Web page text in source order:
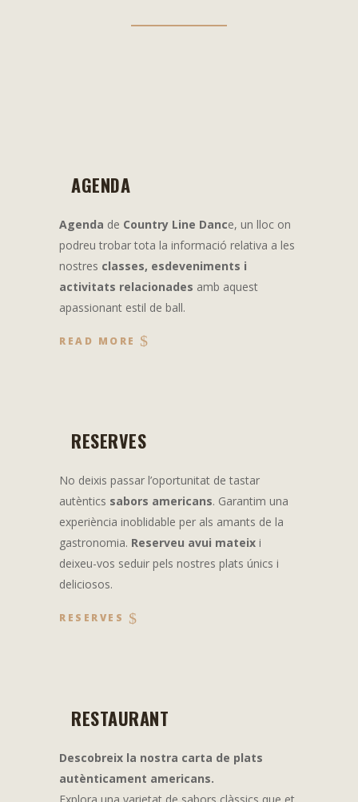
AGENDA
Agenda de Country Line Dance, un lloc on
podreu trobar tota la informació relativa a les
nostres classes, esdeveniments i
activitats relacionades amb aquest
apassionant estil de ball.
READ MORE
RESERVES
No deixis passar l’oportunitat de tastar
autèntics sabors americans. Garantim una
experiència inoblidable per als amants de la
gastronomia. Reserveu avui mateix i
deixeu-vos seduir pels nostres plats únics i
deliciosos.
RESERVES
RESTAURANT
Descobreix la nostra carta de plats
autènticament americans.
Explora una varietat de sabors clàssics que et